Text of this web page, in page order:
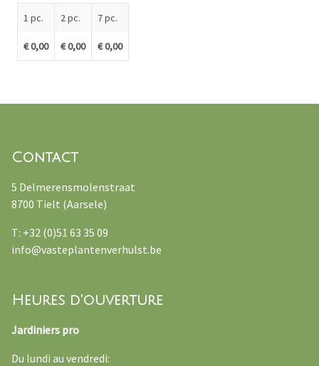
1 pc.
€ 0,00
2 pc.
€ 0,00
7 pc.
€ 0,00
Contact
5 Delmerensmolenstraat
8700 Tielt (Aarsele)
T: +32 (0)51 63 35 09
info@vasteplantenverhulst.be
Heures d'ouverture
Jardiniers pro
Du lundi au vendredi: